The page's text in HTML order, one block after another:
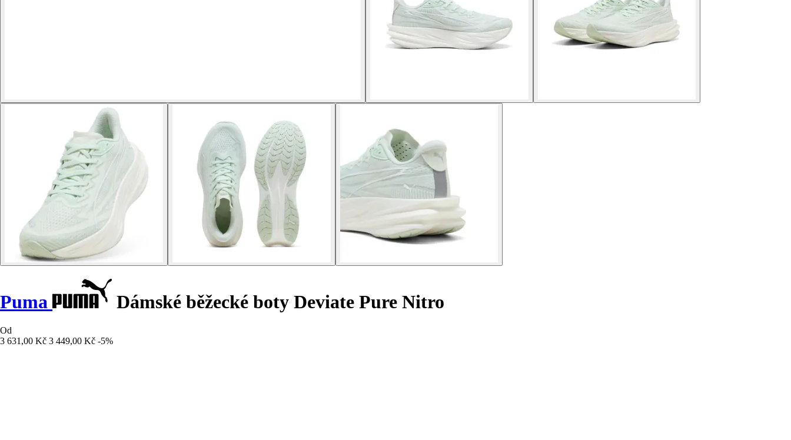
Puma Dámské běžecké boty Deviate Pure Nitro
Od
3 631,00 Kč 3 449,00 Kč -5%